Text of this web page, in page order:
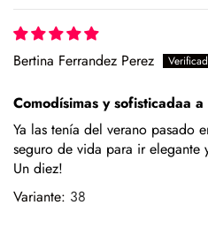
suciedad, limpiar con un paño
productos específicos para
alejados de fuentes de calor.
Para los modelos de yute, evita
roce, usa un cepillo suave en
Siempre es mejor guardarlos
para que se conserven como el
Bertina Ferrandez Perez
Comodísimas y sofisticadaa
Ya las tenía del verano pasado
seguro de vida para ir elegante
Un diez!
38